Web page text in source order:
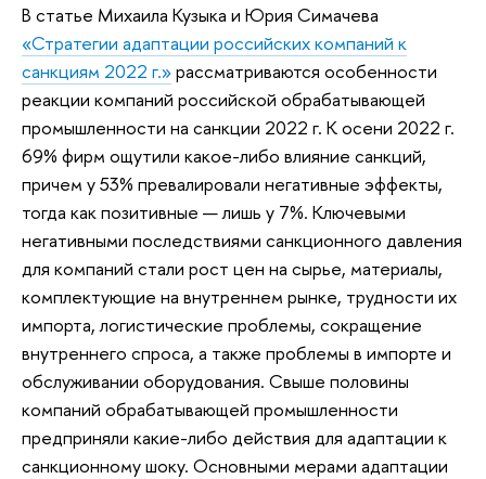
В статье Михаила Кузыка и Юрия Симачева
«Стратегии адаптации российских компаний к
санкциям 2022 г.»рассматриваются особенности
реакции компаний российской обрабатывающей
промышленности на санкции 2022 г. К осени 2022 г.
69% фирм ощутили какое-либо влияние санкций,
причем у 53% превалировали негативные эффекты,
тогда как позитивные — лишь у 7%. Ключевыми
негативными последствиями санкционного давления
для компаний стали рост цен на сырье, материалы,
комплектующие на внутреннем рынке, трудности их
импорта, логистические проблемы, сокращение
внутреннего спроса, а также проблемы в импорте и
обслуживании оборудования. Свыше половины
компаний обрабатывающей промышленности
предприняли какие-либо действия для адаптации к
санкционному шоку. Основными мерами адаптации